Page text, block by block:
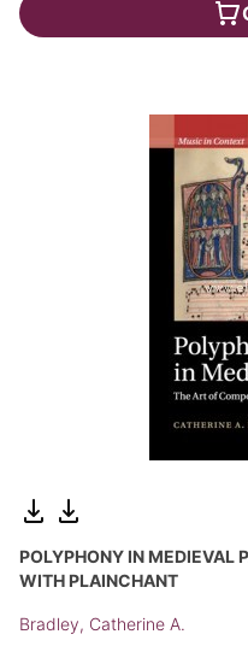
POLYPHONY IN MEDIEVAL
WITH PLAINCHANT
Bradley, Catherine A.